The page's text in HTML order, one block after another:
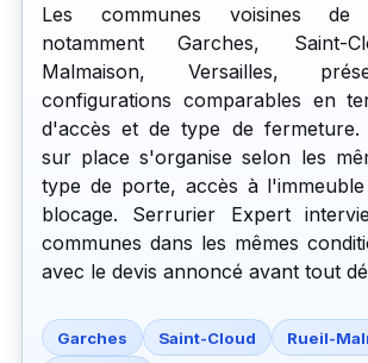
Les communes voisines de
notamment Garches, Saint-
Malmaison, Versailles,
configurations comparables en
d'accès et de type de fermeture.
sur place s'organise selon les
type de porte, accès à
blocage. Serrurier Expert
communes dans les mêmes
avec le devis annoncé avant tout
Garches Saint-Cloud
Rueil-